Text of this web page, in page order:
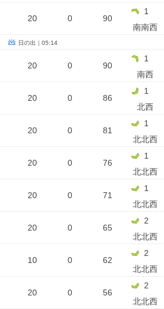
20 0 90
1
南南西
日の出｜05:14
20 0 90
1
南西
20 0 86
1
北西
20 0 81
1
北北西
20 0 76
1
北北西
20 0 71
1
北北西
20 0 65
2
北北西
10 0 62
2
北北西
20 0 56
2
北北西